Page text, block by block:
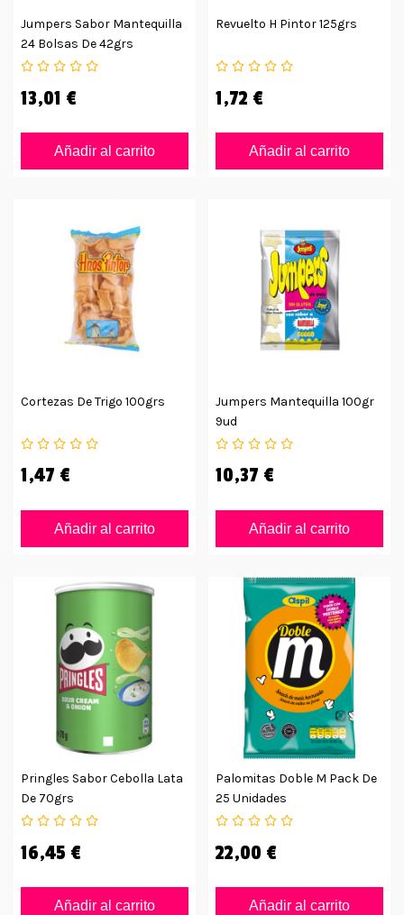
Jumpers Sabor Mantequilla
24 Bolsas De 42grs
13,01 €
Añadir al carrito
Revuelto H Pintor 125grs
1,72 €
Añadir al carrito
Cortezas De Trigo 100grs
1,47 €
Añadir al carrito
Jumpers Mantequilla 100gr
9ud
10,37 €
Añadir al carrito
Pringles Sabor Cebolla Lata
De 70grs
16,45 €
Añadir al carrito
Palomitas Doble M Pack De
25 Unidades
22,00 €
Añadir al carrito